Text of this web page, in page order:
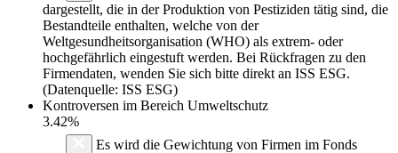
dargestellt, die in der Produktion von Pestiziden tätig sind, die
Bestandteile enthalten, welche von der
Weltgesundheitsorganisation (WHO) als extrem- oder
hochgefährlich eingestuft werden. Bei Rückfragen zu den
Firmendaten, wenden Sie sich bitte direkt an ISS ESG.
(Datenquelle: ISS ESG)
Kontroversen im Bereich Umweltschutz
3.42%
Es wird die Gewichtung von Firmen im Fonds